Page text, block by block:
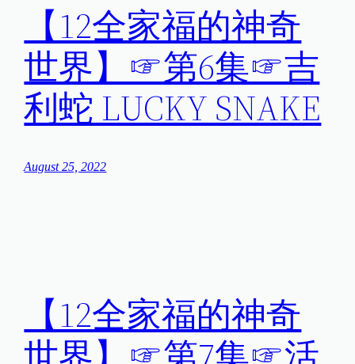
【12全家福的神奇
世界】☞第6集☞吉
利蛇 LUCKY SNAKE
August 25, 2022
【12全家福的神奇